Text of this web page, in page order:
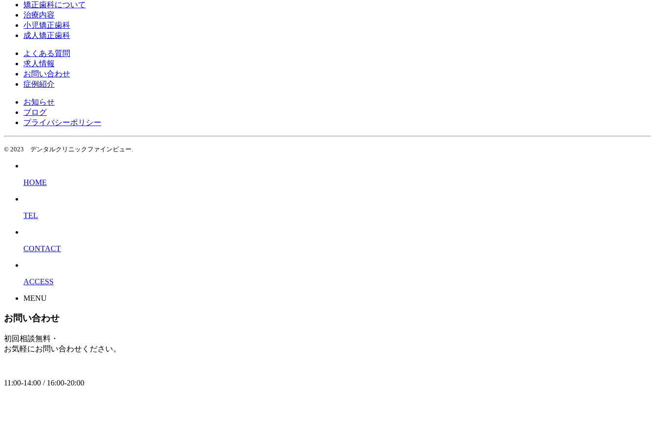
矯正歯科について
治療内容
小児矯正歯科
成人矯正歯科
よくある質問
求人情報
お問い合わせ
症例紹介
お知らせ
ブログ
プライバシーポリシー
© 2023 デンタルクリニックファインビュー.
HOME
TEL
CONTACT
ACCESS
MENU
お問い合わせ
初回相談無料・
お気軽にお問い合わせください。
11:00-14:00 / 16:00-20:00